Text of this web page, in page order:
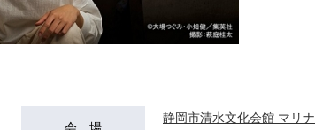
静岡市清水文化会館 マリナ